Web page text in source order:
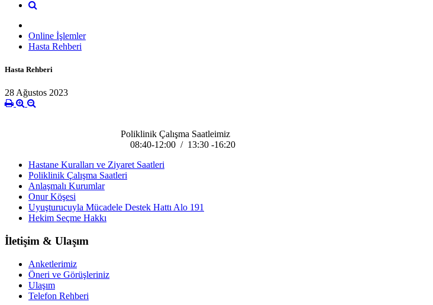
Online İşlemler
Hasta Rehberi
Hasta Rehberi
28 Ağustos 2023
Poliklinik Çalışma Saatleimiz
08:40-12:00 / 13:30 -16:20
Hastane Kuralları ve Ziyaret Saatleri
Poliklinik Çalışma Saatleri
Anlaşmalı Kurumlar
Onur Köşesi
Uyuşturucuyla Mücadele Destek Hattı Alo 191
Hekim Seçme Hakkı
İletişim & Ulaşım
Anketlerimiz
Öneri ve Görüşleriniz
Ulaşım
Telefon Rehberi